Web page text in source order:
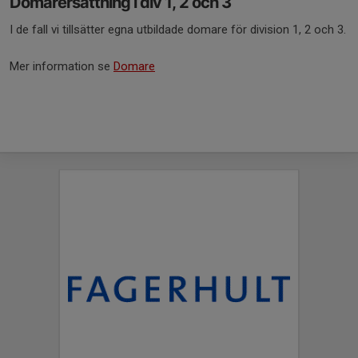
I de fall vi tillsätter egna utbildade domare för division 1, 2 och 3.
Mer information se Domare